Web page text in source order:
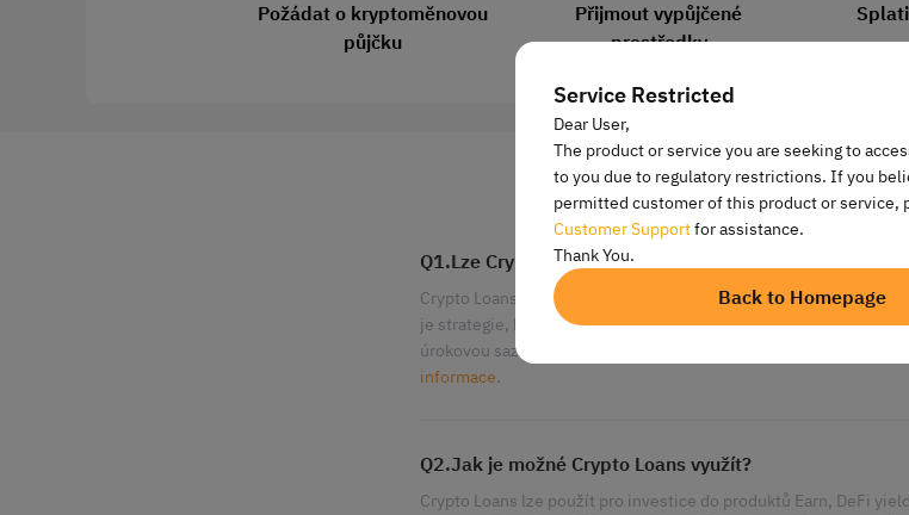
Service Restricted
Dear User,
The product or service you are seeking to
to you due to regulatory restrictions. If you
permitted customer of this product or service,
Customer Supportfor assistance.
Thank You.
Back to Homepage
Požádat o kryptoměnovou
půjčku
Přijmout vypůjčené
prostředky
FAQ
Q1.Lze Crypto Loans využít i pro jiné strategie, jako je
Crypto Loans lze také použít pro pokročilé strategie, jako je
je strategie, která spočívá v nalezení platformy, kde si můžete
úrokovou sazbou a půjčit ji s vyšší úrokovou sazbou na jiné
informace.
Q2.Jak je možné Crypto Loans využít?
Crypto Loans lze použít pro investice do produktů Earn, DeFi